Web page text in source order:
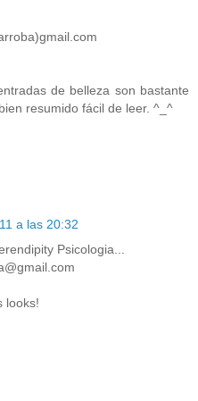
de belleza son bastante
resumido fácil de leer. ^_^
a las 20:32
Psicologia...
looks!